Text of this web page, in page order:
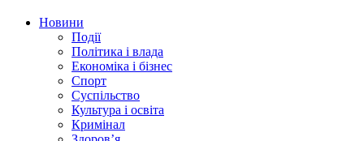
Новини
Події
Політика і влада
Економіка і бізнес
Спорт
Суспільство
Культура і освіта
Кримінал